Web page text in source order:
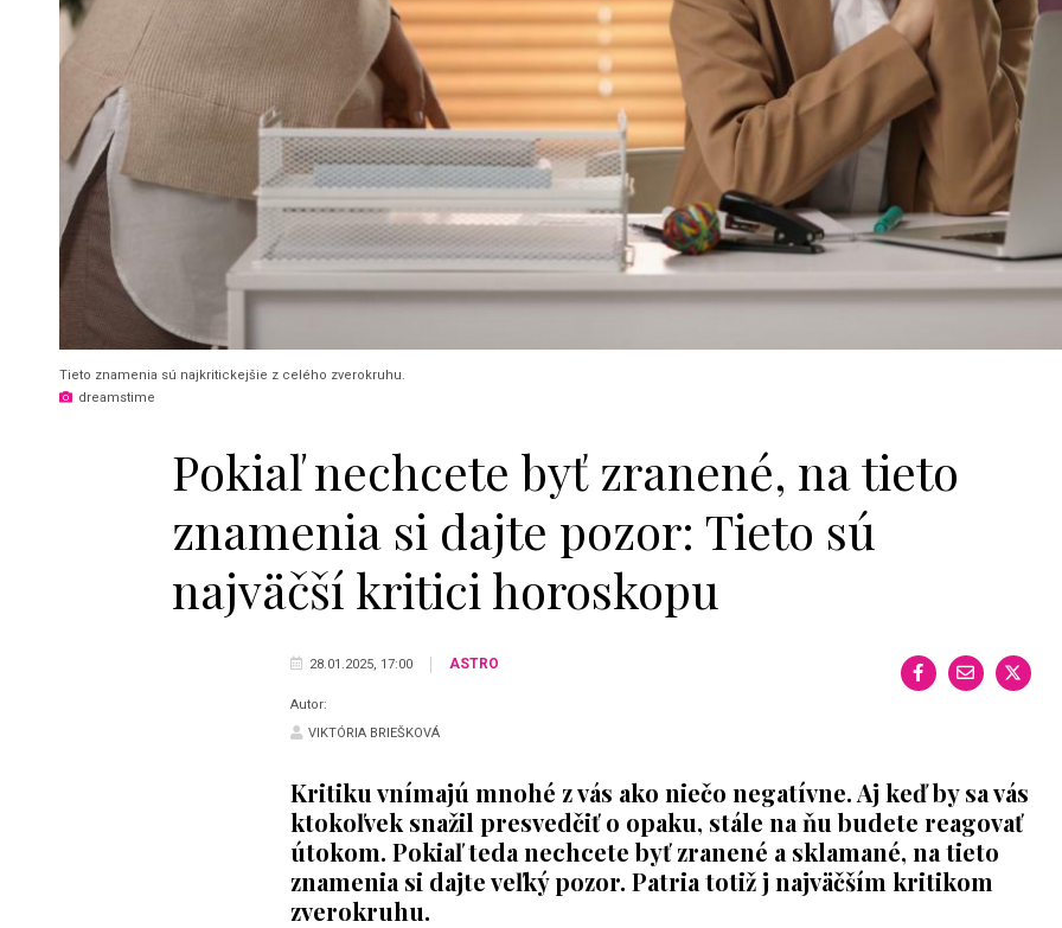
Tieto znamenia sú najkritickejšie z celého zverokruhu.
dreamstime
Pokiaľ nechcete byť zranené, na tieto
znamenia si dajte pozor: Tieto sú
najväčší kritici horoskopu
28.01.2025, 17:00 ASTRO
Autor:
VIKTÓRIA BRIEŠKOVÁ
Kritiku vnímajú mnohé z vás ako niečo negatívne. Aj keď by sa vás
ktokoľvek snažil presvedčiť o opaku, stále na ňu budete reagovať
útokom. Pokiaľ teda nechcete byť zranené a sklamané, na tieto
znamenia si dajte veľký pozor. Patria totiž j najväčším kritikom
zverokruhu.